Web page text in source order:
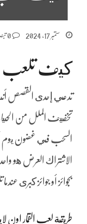
ستمبر 17, 2024
كيف تلعب
تدعي إحدى القصص
تخفيف الملل من الحياة
السحب في غضون يوم
الاشتراك العرض هو
بجوائز أو جوائز كبرى
طريقة لعب القمار اون